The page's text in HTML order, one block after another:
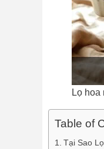
Lọ
Table of
Tại Sao